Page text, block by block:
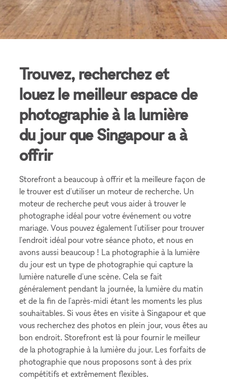
Trouvez, recherchez et
louez le meilleur espace de
photographie à la lumière
du jour que Singapour a à
offrir
Storefront a beaucoup à offrir et la meilleure façon de
le trouver est d'utiliser un moteur de recherche. Un
moteur de recherche peut vous aider à trouver le
photographe idéal pour votre événement ou votre
mariage. Vous pouvez également l'utiliser pour trouver
l'endroit idéal pour votre séance photo, et nous en
avons aussi beaucoup ! La photographie à la lumière
du jour est un type de photographie qui capture la
lumière naturelle d'une scène. Cela se fait
généralement pendant la journée, la lumière du matin
et de la fin de l'après-midi étant les moments les plus
souhaitables. Si vous êtes en visite à Singapour et que
vous recherchez des photos en plein jour, vous êtes au
bon endroit. Storefront est là pour fournir le meilleur
de la photographie à la lumière du jour. Les forfaits de
photographie que nous proposons sont à des prix
compétitifs et extrêmement flexibles.